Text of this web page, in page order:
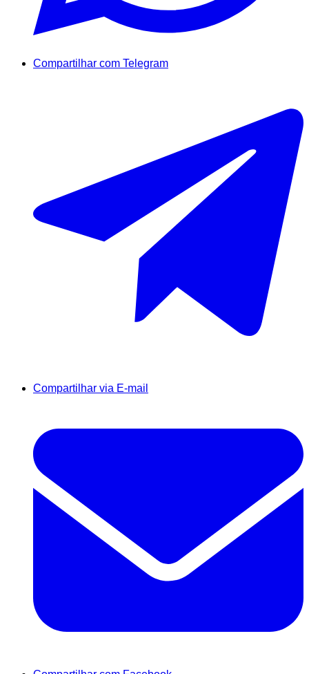
Compartilhar com Telegram
Compartilhar via E-mail